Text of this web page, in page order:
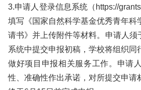
3.申请人登录信息系统（https://
填写《国家自然科学基金优秀青年科
请书》并上传附件等材料。申请人须
系统中提交申报初稿，学校将组织同
做好项目申报相关服务工作。申请
性、准确性作出承诺，对所提交申请